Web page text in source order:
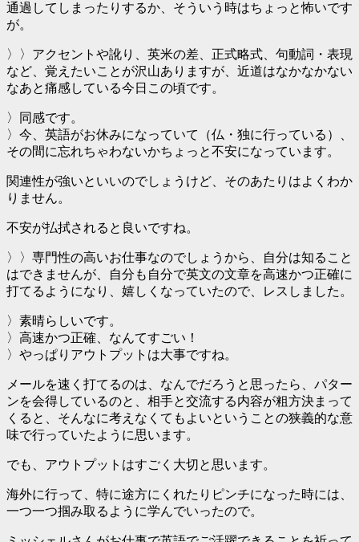
通過してしまったりするか、そういう時はちょっと怖いです
が。
〉〉アクセントや訛り、英米の差、正式略式、句動詞・表現
など、覚えたいことが沢山ありますが、近道はなかなかない
なあと痛感している今日この頃です。
〉同感です。
〉今、英語がお休みになっていて（仏・独に行っている）、
その間に忘れちゃわないかちょっと不安になっています。
関連性が強いといいのでしょうけど、そのあたりはよくわか
りません。
不安が払拭されると良いですね。
〉〉専門性の高いお仕事なのでしょうから、自分は知ること
はできませんが、自分も自分で英文の文章を高速かつ正確に
打てるようになり、嬉しくなっていたので、レスしました。
〉素晴らしいです。
〉高速かつ正確、なんてすごい！
〉やっぱりアウトプットは大事ですね。
メールを速く打てるのは、なんでだろうと思ったら、パター
ンを会得しているのと、相手と交流する内容が粗方決まって
くると、そんなに考えなくてもよいということの狭義的な意
味で行っていたように思います。
でも、アウトプットはすごく大切と思います。
海外に行って、特に途方にくれたりピンチになった時には、
一つ一つ掴み取るように学んでいったので。